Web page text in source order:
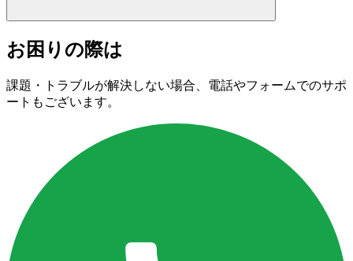
お困りの際は
課題・トラブルが解決しない場合、電話やフォームでのサポ
ートもございます。